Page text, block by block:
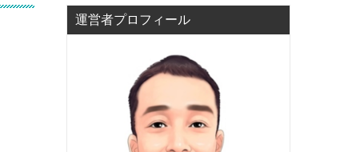
運営者プロフィール